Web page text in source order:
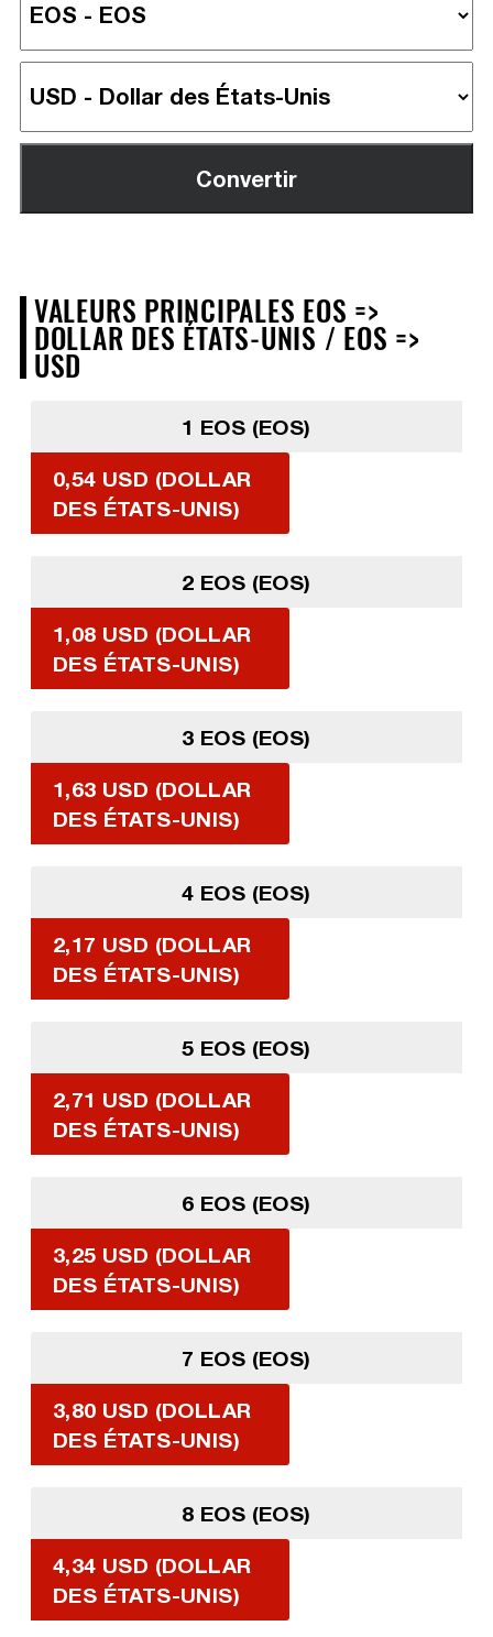
VALEURS PRINCIPALES EOS =>
DOLLAR DES ÉTATS-UNIS / EOS =>
USD
1 EOS (EOS)
0,54 USD (DOLLAR
DES ÉTATS-UNIS)
2 EOS (EOS)
1,08 USD (DOLLAR
DES ÉTATS-UNIS)
3 EOS (EOS)
1,63 USD (DOLLAR
DES ÉTATS-UNIS)
4 EOS (EOS)
2,17 USD (DOLLAR
DES ÉTATS-UNIS)
5 EOS (EOS)
2,71 USD (DOLLAR
DES ÉTATS-UNIS)
6 EOS (EOS)
3,25 USD (DOLLAR
DES ÉTATS-UNIS)
7 EOS (EOS)
3,80 USD (DOLLAR
DES ÉTATS-UNIS)
8 EOS (EOS)
4,34 USD (DOLLAR
DES ÉTATS-UNIS)